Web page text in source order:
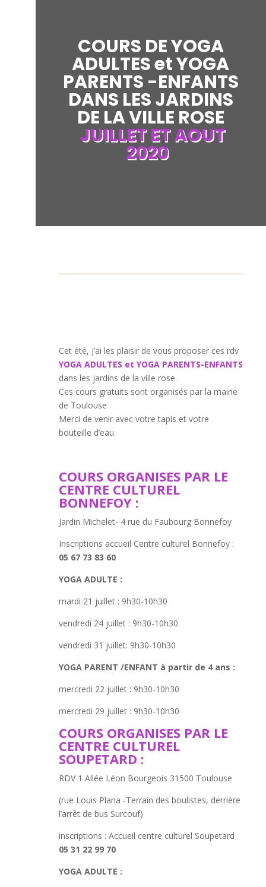
COURS DE YOGA
ADULTES et YOGA
PARENTS -ENFANTS
DANS LES JARDINS
DE LA VILLE ROSE
JUILLET ET AOUT
2020
Cet été, j’ai les plaisir de vous proposer ces rdv
YOGA ADULTES et YOGA PARENTS-ENFANTS
dans les jardins de la ville rose.
Ces cours gratuits sont organisés par la mairie
de Toulouse
Merci de venir avec votre tapis et votre
bouteille d’eau.
COURS ORGANISES PAR LE
CENTRE CULTUREL
BONNEFOY :
Jardin Michelet- 4 rue du Faubourg Bonnefoy
Inscriptions accueil Centre culturel Bonnefoy :
05 67 73 83 60
YOGA ADULTE :
mardi 21 juillet : 9h30-10h30
vendredi 24 juillet : 9h30-10h30
vendredi 31 juillet: 9h30-10h30
YOGA PARENT /ENFANT à partir de 4 ans :
mercredi 22 juillet : 9h30-10h30
mercredi 29 juillet : 9h30-10h30
COURS ORGANISES PAR LE
CENTRE CULTUREL
SOUPETARD :
RDV 1 Allée Léon Bourgeois 31500 Toulouse
(rue Louis Plana -Terrain des boulistes, derrière
l’arrêt de bus Surcouf)
inscriptions : Accueil centre culturel Soupetard
05 31 22 99 70
YOGA ADULTE :